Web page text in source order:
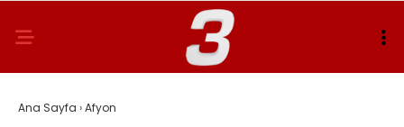
Ana Sayfa ›Afyon